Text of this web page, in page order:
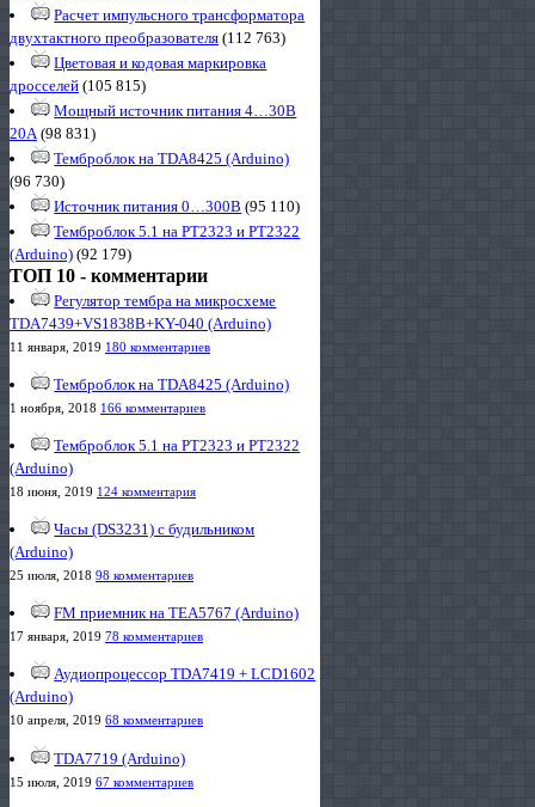
Расчет импульсного трансформатора
двухтактного преобразователя (112 763)
Цветовая и кодовая маркировка
дросселей (105 815)
Мощный источник питания 4…30В
20А (98 831)
Темброблок на TDA8425 (Arduino)
(96 730)
Источник питания 0…300В (95 110)
Темброблок 5.1 на PT2323 и PT2322
(Arduino) (92 179)
ТОП 10 - комментарии
Регулятор тембра на микросхеме
TDA7439+VS1838B+KY-040 (Arduino)
11 января, 2019 180 комментариев
Темброблок на TDA8425 (Arduino)
1 ноября, 2018 166 комментариев
Темброблок 5.1 на PT2323 и PT2322
(Arduino)
18 июня, 2019 124 комментария
Часы (DS3231) с будильником
(Arduino)
25 июля, 2018 98 комментариев
FM приемник на TEA5767 (Arduino)
17 января, 2019 78 комментариев
Аудиопроцессор TDA7419 + LCD1602
(Arduino)
10 апреля, 2019 68 комментариев
TDA7719 (Arduino)
15 июля, 2019 67 комментариев